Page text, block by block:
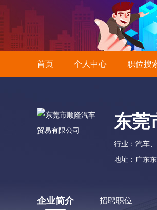
首页 个人中心 职位搜
东莞
行业：汽车
地址：广东
企业简介 招聘职位